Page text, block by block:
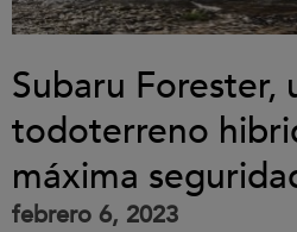
Subaru Forester,
todoterreno
máxima
febrero 6, 2023